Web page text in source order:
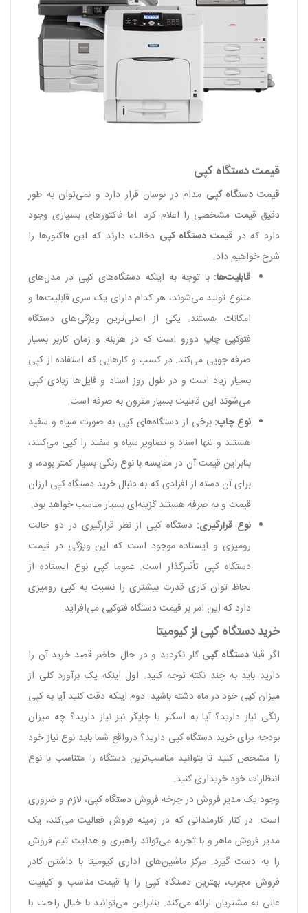
قیمت دستگاه کپی
قیمت دستگاه کپی مدام در نوسان قرار دارد و نمی‌توان به طور
دقیق قیمت مشخصی را اعلام کرد. اما فاکتور‌‌های بسیاری وجود
دارد که در قیمت دستگاه کپی دخالت دارند که این فاکتور‌‌‌ها را
شرح خواهیم داد.
قابلیت‌‌ها:با توجه به اینکه دستگاه‌های کپی در مدل‌های
متنوع تولید می‌شوند، هر کدام دارای یک سری قابلیت‌‌ها و
امکانات هستند. یکی از اصلی‌ترین ویژگی‌های دستگاه
فتوکپی چاپ دو‌رو است که در هزینه و زمان کاربر بسیار
صرفه جویی می‌کند. در کسب و کار‌‌هایی که استفاده از کپی
بسیار زیاد است و در طول روز اسناد و فایل‌ها زیادی کپی
می‌شوند این قابلیت بسیار مقرون به صرفه است.
نوع چاپ: برخی از دستگاه‌های کپی به صورت سیاه و سفید
هستند و تنها اسناد و تصاویر سیاه و سفید را کپی می‌کنند،
بنابراین قیمت آن در مقایسه با نوع رنگی بسیار کمتر بوده، و
برای آن دسته از افرادی که به دنبال خرید دستگاه کپی ارزان
قیمت و به صرفه هستند گزینه‌ای بسیار مناسب خواهد بود.
نوع قرار‌گیری: دستگاه کپی از نظر قرار‌گیری در دو حالت
رومیزی و ایستاده موجود است که این ویژگی در قیمت
دستگاه کپی تأثیرگذار است. عموما کپی نوع ایستاده از
لحاظ توان کاری قدرت بیشتری را نسبت به کپی رومیزی
دارد که این امر بر قیمت دستگاه فتوکپی می‌افزاید.
خرید دستگاه کپی از کیومیتا
اگر قبلادستگاه کپی کار نکردید و در حال حاضر قصد خرید آن را
دارید باید به چند نکته توجه کنید. اول اینکه یک برآورد کلی از
میزان کپی خود در ماه دشته باشید. دوم اینکه دقت کنید آیا به کپی
رنگی نیاز دارید؟ آیا به اسکنر یا چاپگر نیز نیاز دارید؟ چه میزان
بودجه برای خرید دستگاه کپی دارید؟ درواقع شما باید نوع نیاز خود
را مشخص کنید تا بتوانید مناسب‌ترین دستگاه را متناسب با نوع
انتظارات خود خریداری کنید.
وجود یک مدیر فروش در چرخه فروش دستگاه کپی، لازم و ضروری
است. در کنار کارمندانی که در زمینه فروش فعالیت می‌کند، یک
مدیر فروش ماهر و با تجربه می‌تواند راهبری و هدایت تیم فروش
را به دست گیرد. مرکز ماشین‌های اداری کیومیتا با داشتن کادر
فروش مجرب، بهترین دستگاه کپی را با قیمت مناسب و کیفیت
عالی به مشتریان ارائه می‌کند. بنابراین می‌توانید با خیال راحت با